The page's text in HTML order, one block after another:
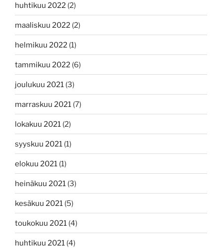
huhtikuu 2022 (2)
maaliskuu 2022 (2)
helmikuu 2022 (1)
tammikuu 2022 (6)
joulukuu 2021 (3)
marraskuu 2021 (7)
lokakuu 2021 (2)
syyskuu 2021 (1)
elokuu 2021 (1)
heinäkuu 2021 (3)
kesäkuu 2021 (5)
toukokuu 2021 (4)
huhtikuu 2021 (4)